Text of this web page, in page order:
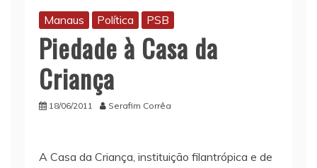
Manaus Política PSB
Piedade à Casa da
Criança
18/06/2011 Serafim Corrêa
A Casa da Criança, instituição filantrópica e de